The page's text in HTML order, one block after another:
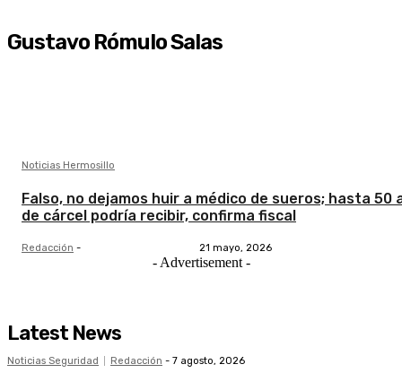
Gustavo Rómulo Salas
Noticias Hermosillo
Falso, no dejamos huir a médico de sueros; hasta 50
de cárcel podría recibir, confirma fiscal
Redacción - 21 mayo, 2026
- Advertisement -
Latest News
Noticias Seguridad Redacción - 7 agosto, 2026